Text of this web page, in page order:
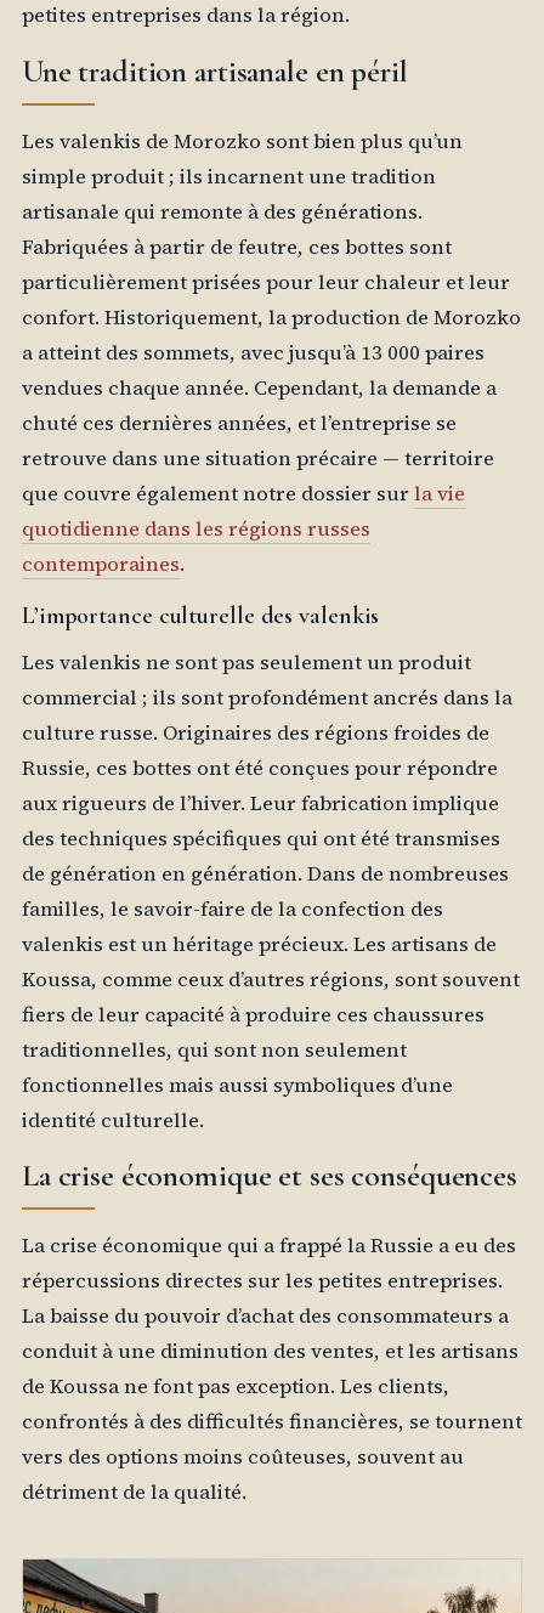
petites entreprises dans la région.
Une tradition artisanale en péril
Les valenkis de Morozko sont bien plus qu’un
simple produit ; ils incarnent une tradition
artisanale qui remonte à des générations.
Fabriquées à partir de feutre, ces bottes sont
particulièrement prisées pour leur chaleur et leur
confort. Historiquement, la production de Morozko
a atteint des sommets, avec jusqu’à 13 000 paires
vendues chaque année. Cependant, la demande a
chuté ces dernières années, et l’entreprise se
retrouve dans une situation précaire — territoire
que couvre également notre dossier surla vie
quotidienne dans les régions russes
contemporaines.
L’importance culturelle des valenkis
Les valenkis ne sont pas seulement un produit
commercial ; ils sont profondément ancrés dans la
culture russe. Originaires des régions froides de
Russie, ces bottes ont été conçues pour répondre
aux rigueurs de l’hiver. Leur fabrication implique
des techniques spécifiques qui ont été transmises
de génération en génération. Dans de nombreuses
familles, le savoir-faire de la confection des
valenkis est un héritage précieux. Les artisans de
Koussa, comme ceux d’autres régions, sont souvent
fiers de leur capacité à produire ces chaussures
traditionnelles, qui sont non seulement
fonctionnelles mais aussi symboliques d’une
identité culturelle.
La crise économique et ses conséquences
La crise économique qui a frappé la Russie a eu des
répercussions directes sur les petites entreprises.
La baisse du pouvoir d’achat des consommateurs a
conduit à une diminution des ventes, et les artisans
de Koussa ne font pas exception. Les clients,
confrontés à des difficultés financières, se tournent
vers des options moins coûteuses, souvent au
détriment de la qualité.